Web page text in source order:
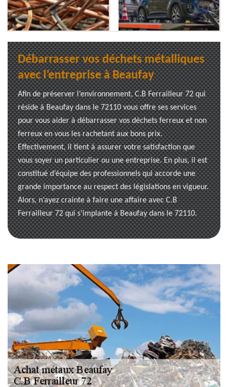
Débarrasser vos déchets métalliques
avec l’entreprise à Beaufay
Afin de préserver l’environnement, C.B Ferrailleur 72 qui
réside à Beaufay dans le 72110 vous offre ses services
pour vous aider à débarrasser vos déchets ferreux et non
ferreux en vous les rachetant aux bons prix.
Effectivement, il tient à assurer votre satisfaction que
vous soyer un particulier ou une entreprise. En plus, il est
constitué d’équipe des professionnels qui accorde une
grande importance au respect des législations en vigueur.
Alors, n’ayez crainte à faire une affaire avec C.B
Ferrailleur 72 qui s’implante à Beaufay dans le 72110.